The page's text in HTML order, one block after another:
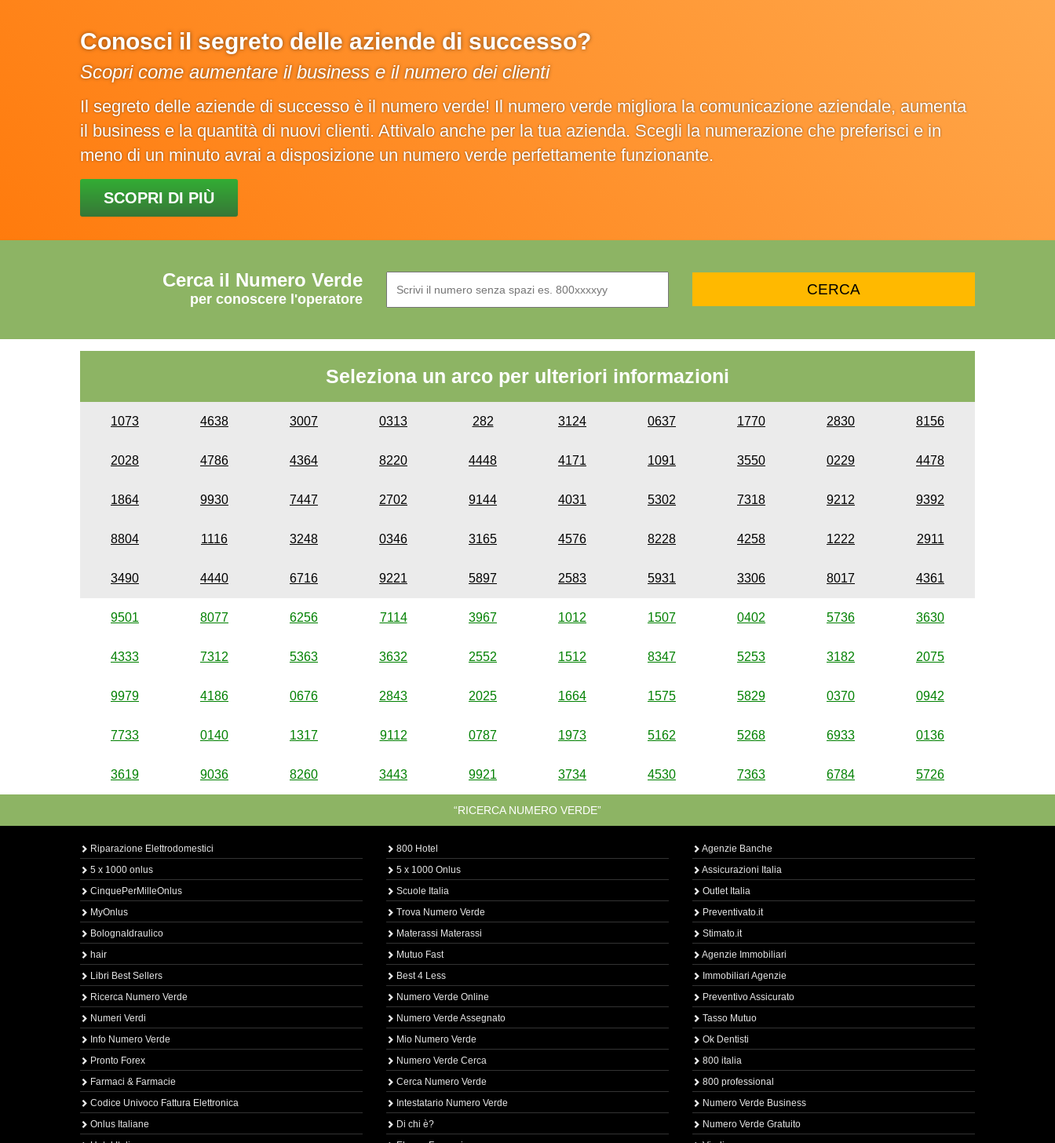
Conosci il segreto delle aziende di successo?
Scopri come aumentare il business e il numero dei clienti
Il segreto delle aziende di successo è il numero verde! Il numero verde migliora la comunicazione aziendale, aumenta
il business e la quantità di nuovi clienti. Attivalo anche per la tua azienda. Scegli la numerazione che preferisci e in
meno di un minuto avrai a disposizione un numero verde perfettamente funzionante.
SCOPRI DI PIÙ
Cerca il Numero Verde
per conoscere l'operatore
Seleziona un arco per ulteriori informazioni
1073 4638 3007 0313 282 3124 0637 1770 2830 8156
2028 4786 4364 8220 4448 4171 1091 3550 0229 4478
1864 9930 7447 2702 9144 4031 5302 7318 9212 9392
8804 1116 3248 0346 3165 4576 8228 4258 1222 2911
3490 4440 6716 9221 5897 2583 5931 3306 8017 4361
9501 8077 6256 7114 3967 1012 1507 0402 5736 3630
4333 7312 5363 3632 2552 1512 8347 5253 3182 2075
9979 4186 0676 2843 2025 1664 1575 5829 0370 0942
7733 0140 1317 9112 0787 1973 5162 5268 6933 0136
3619 9036 8260 3443 9921 3734 4530 7363 6784 5726
“RICERCA NUMERO VERDE”
Riparazione Elettrodomestici
5 x 1000 onlus
CinquePerMilleOnlus
MyOnlus
BolognaIdraulico
hair
Libri Best Sellers
Ricerca Numero Verde
Numeri Verdi
Info Numero Verde
Pronto Forex
Farmaci & Farmacie
Codice Univoco Fattura Elettronica
Onlus Italiane
800 Hotel
5 x 1000 Onlus
Scuole Italia
Trova Numero Verde
Materassi Materassi
Mutuo Fast
Best 4 Less
Numero Verde Online
Numero Verde Assegnato
Mio Numero Verde
Numero Verde Cerca
Cerca Numero Verde
Intestatario Numero Verde
Di chi è?
Agenzie Banche
Assicurazioni Italia
Outlet Italia
Preventivato.it
Stimato.it
Agenzie Immobiliari
Immobiliari Agenzie
Preventivo Assicurato
Tasso Mutuo
Ok Dentisti
800 italia
800 professional
Numero Verde Business
Numero Verde Gratuito